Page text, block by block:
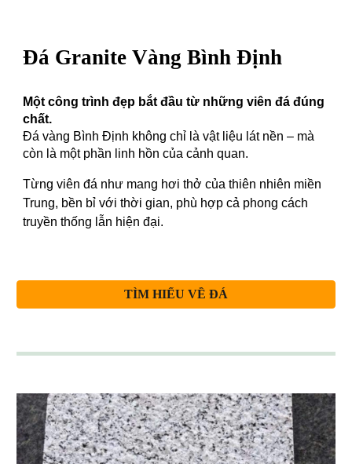
Đá Granite Vàng Bình Định
Một công trình đẹp bắt đầu từ những viên đá đúng
chất.
Đá vàng Bình Định không chỉ là vật liệu lát nền – mà
còn là một phần linh hồn của cảnh quan.
Từng viên đá như mang hơi thở của thiên nhiên miền
Trung, bền bỉ với thời gian, phù hợp cả phong cách
truyền thống lẫn hiện đại.
TÌM HIỂU VỀ ĐÁ